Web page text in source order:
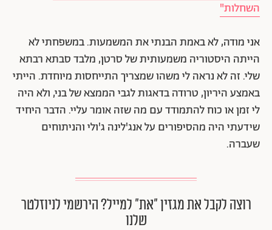
השחלות"
אני מודה, לא באמת הבנתי את המשמעות. במשפחתי לא
הייתה היסטוריה משמעותית של סרטן, מלבד סבתא רבתא
שלי. זה לא נראה לי משהו שמצריך התייחסות מיוחדת. הייתי
באמצע היריון, טרודה בדאגות לגבי הממצא של בני, ולא היה
לי זמן או כוח להתמודד עם מה שזה אומר עליי. הדבר היחיד
שידעתי היה מהסיפורים על אנג'לינה ג'ולי והניתוחים
שעברה.
רוצה לקבל את מגזין ״את״ למייל? הירשמי לניוזלטר
שלנו